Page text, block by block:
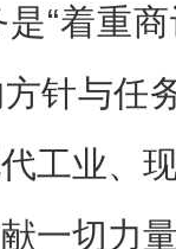
“着重
针与任
工业、
一切力